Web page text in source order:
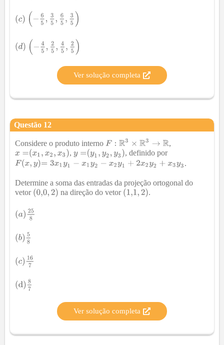
Ver solução completa
Questão 12
Considere o produto interno
,
,
, definido por
Determine a soma das entradas da projeção ortogonal do
vetor
na direção do vetor .
Ver solução completa